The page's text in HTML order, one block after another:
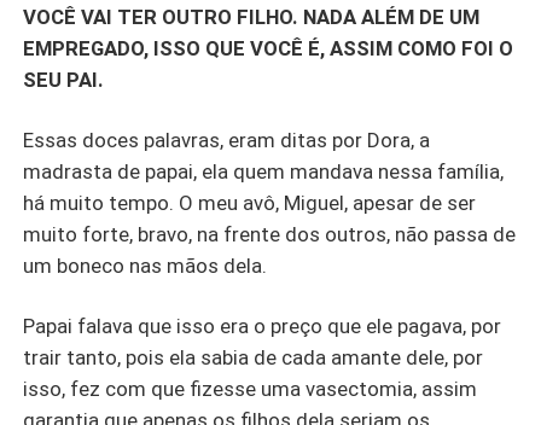
VOCÊ VAI TER OUTRO FILHO. NADA ALÉM DE UM
EMPREGADO, ISSO QUE VOCÊ É, ASSIM COMO FOI O
SEU PAI.
Essas doces palavras, eram ditas por Dora, a
madrasta de papai, ela quem mandava nessa família,
há muito tempo. O meu avô, Miguel, apesar de ser
muito forte, bravo, na frente dos outros, não passa de
um boneco nas mãos dela.
Papai falava que isso era o preço que ele pagava, por
trair tanto, pois ela sabia de cada amante dele, por
isso, fez com que fizesse uma vasectomia, assim